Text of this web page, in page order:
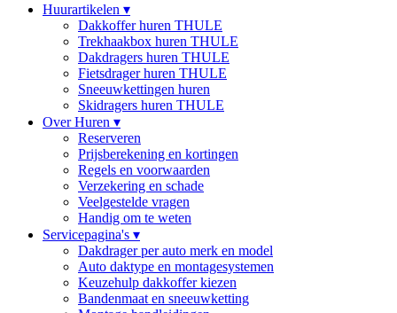
Huurartikelen ▾
Dakkoffer huren THULE
Trekhaakbox huren THULE
Dakdragers huren THULE
Fietsdrager huren THULE
Sneeuwkettingen huren
Skidragers huren THULE
Over Huren ▾
Reserveren
Prijsberekening en kortingen
Regels en voorwaarden
Verzekering en schade
Veelgestelde vragen
Handig om te weten
Servicepagina's ▾
Dakdrager per auto merk en model
Auto daktype en montagesystemen
Keuzehulp dakkoffer kiezen
Bandenmaat en sneeuwketting